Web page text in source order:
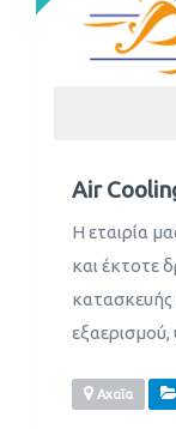
Air
Η εταιρία
και έκτοτε
κατασκευής
εξαερισμού,
Αχαΐα